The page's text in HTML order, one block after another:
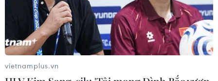
giữa Siberia và Alaska.
vietnamplus.vn